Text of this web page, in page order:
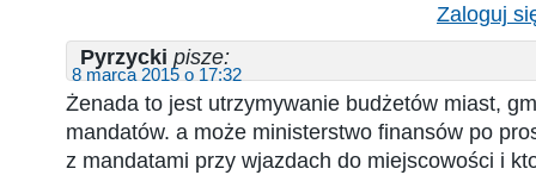
Zaloguj
Pyrzycki pisze:
8 marca 2015 o 17:32
Żenada to jest utrzymywanie budżetów miast,
mandatów. a może ministerstwo finansów po
z mandatami przy wjazdach do miejscowości i